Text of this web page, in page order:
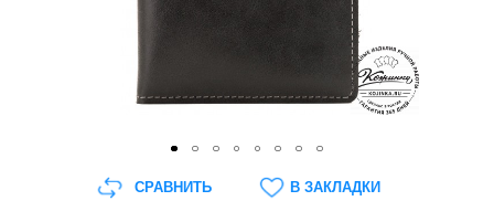
СРАВНИТЬ В ЗАКЛАДКИ